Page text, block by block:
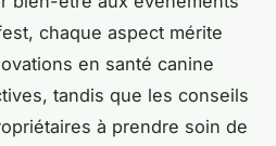
chaque aspect mérite
en santé canine
tandis que les conseils
à prendre soin de